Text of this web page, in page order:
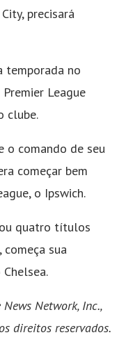
precisará
temporada no
League
clube.
o comando de seu
começar bem
o Ipswich.
quatro títulos
começa sua
Network, Inc.,
direitos reservados.